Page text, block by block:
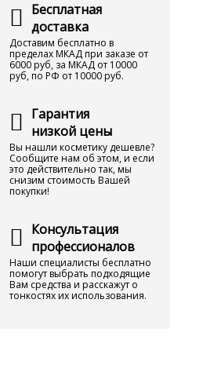
Бесплатная
доставка
Доставим бесплатно в
пределах МКАД при заказе от
6000 руб, за МКАД от 10000
руб, по РФ от 10000 руб.
Гарантия
низкой цены
Вы нашли косметику дешевле?
Сообщите нам об этом, и если
это действительно так, мы
снизим стоимость Вашей
покупки!
Консультация
профессионалов
Наши специалисты бесплатно
помогут выбрать подходящие
Вам средства и расскажут о
тонкостях их использования.